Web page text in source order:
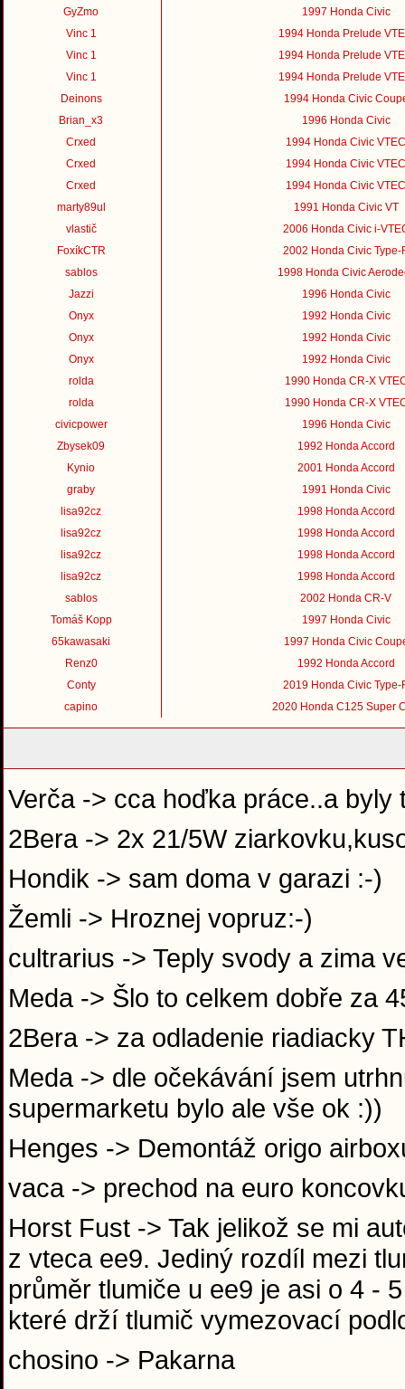
GyZmo
1997 Honda Civic
Vinc 1
1994 Honda Prelude
Vinc 1
1994 Honda Prelude
Vinc 1
1994 Honda Prelude
Deinons
1994 Honda Civic
Brian_x3
1996 Honda Civic
Crxed
1994 Honda Civic VTEC
Crxed
1994 Honda Civic VTEC
Crxed
1994 Honda Civic VTEC
marty89ul
1991 Honda Civic VT
vlastič
2006 Honda Civic i-
FoxíkCTR
2002 Honda Civic Type-
sablos
1998 Honda Civic
Jazzi
1996 Honda Civic
Onyx
1992 Honda Civic
Onyx
1992 Honda Civic
Onyx
1992 Honda Civic
rolda
1990 Honda CR-X
rolda
1990 Honda CR-X
civicpower
1996 Honda Civic
Zbysek09
1992 Honda Accord
Kynio
2001 Honda Accord
graby
1991 Honda Civic
lisa92cz
1998 Honda Accord
lisa92cz
1998 Honda Accord
lisa92cz
1998 Honda Accord
lisa92cz
1998 Honda Accord
sablos
2002 Honda CR-V
Tomáš Kopp
1997 Honda Civic
65kawasaki
1997 Honda Civic
Renz0
1992 Honda Accord
Conty
2019 Honda Civic Type-
capino
2020 Honda C125 Super
Verča -> cca hoďka práce..a
2Bera -> 2x 21/5W
Hondik -> sam doma v garazi :-)
Žemli -> Hroznej vopruz:-)
cultrarius -> Teply svody a zima
Meda -> Šlo to celkem dobře za
2Bera -> za odladenie riadiacky
Meda -> dle očekávání jsem
supermarketu bylo ale vše ok :))
Henges -> Demontáž origo
vaca -> prechod na euro
Horst Fust -> Tak jelikož se mi
z vteca ee9. Jediný rozdíl mezi
průměr tlumiče u ee9 je asi o 4 -
které drží tlumič vymezovací
chosino -> Pakarna